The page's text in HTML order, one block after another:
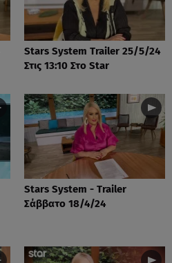
Stars System Trailer 25/5/24
Στις 13:10 Στο Star
Stars System - Trailer
Σάββατο 18/4/24